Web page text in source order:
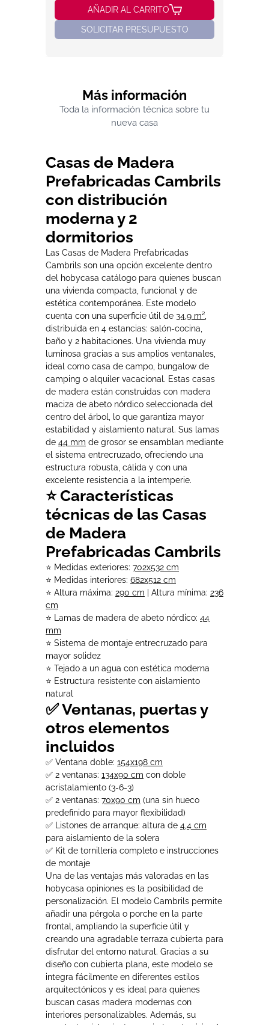
AÑADIR AL CARRITO
SOLICITAR PRESUPUESTO
Más información
Toda la información técnica sobre tu
nueva casa
Casas de Madera
Prefabricadas Cambrils
con distribución
moderna y 2
dormitorios
Las Casas de Madera Prefabricadas
Cambrils son una opción excelente dentro
del hobycasa catálogo para quienes buscan
una vivienda compacta, funcional y de
estética contemporánea. Este modelo
cuenta con una superficie útil de 34,9 m²
distribuida en 4 estancias: salón-cocina,
baño y 2 habitaciones. Una vivienda muy
luminosa gracias a sus amplios ventanales,
ideal como casa de campo, bungalow de
camping o alquiler vacacional. Estas casas
de madera están construidas con madera
maciza de abeto nórdico seleccionada del
centro del árbol, lo que garantiza mayor
estabilidad y aislamiento natural. Sus lamas
de 44 mm de grosor se ensamblan mediante
el sistema entrecruzado, ofreciendo una
estructura robusta, cálida y con una
excelente resistencia a la intemperie.
⭐ Características
técnicas de las Casas
de Madera
Prefabricadas Cambrils
⭐ Medidas exteriores: 702x532 cm
⭐ Medidas interiores: 682x512 cm
⭐ Altura máxima: 290 cm | Altura mínima: 236
cm
⭐ Lamas de madera de abeto nórdico: 44
mm
⭐ Sistema de montaje entrecruzado para
mayor solidez
⭐ Tejado a un agua con estética moderna
⭐ Estructura resistente con aislamiento
natural
✅ Ventanas, puertas y
otros elementos
incluidos
✅ Ventana doble: 154x198 cm
✅ 2 ventanas: 134x90 cm con doble
acristalamiento (3-6-3)
✅ 2 ventanas: 70x90 cm (una sin hueco
predefinido para mayor flexibilidad)
✅ Listones de arranque: altura de 4,4 cm
para aislamiento de la solera
✅ Kit de tornillería completo e instrucciones
de montaje
Una de las ventajas más valoradas en las
hobycasa opiniones es la posibilidad de
personalización. El modelo Cambrils permite
añadir una pérgola o porche en la parte
frontal, ampliando la superficie útil y
creando una agradable terraza cubierta para
disfrutar del entorno natural. Gracias a su
diseño con cubierta plana, este modelo se
integra fácilmente en diferentes estilos
arquitectónicos y es ideal para quienes
buscan casas madera modernas con
interiores personalizables. Además, su